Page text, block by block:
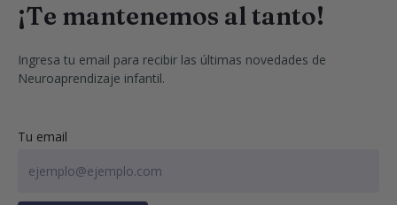
¡Te mantenemos al tanto!
Ingresa tu email para recibir las últimas novedades de
Neuroaprendizaje infantil.
Tu email